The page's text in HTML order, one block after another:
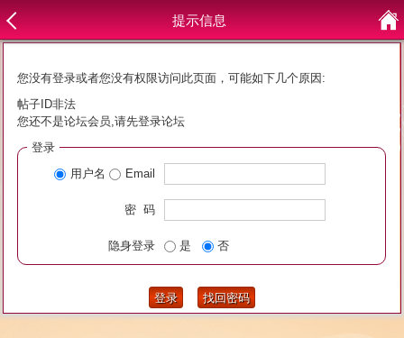
提示信息
您没有登录或者您没有权限访问此页面，可能如下几个原因:
帖子ID非法
您还不是论坛会员,请先登录论坛
登录
用户名
Email
密 码
隐身登录 是 否